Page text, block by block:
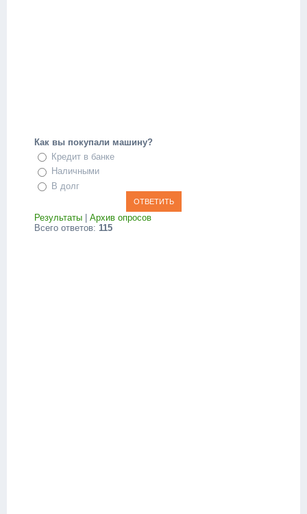
Как вы покупали машину?
Кредит в банке
Наличными
В долг
Результаты
Архив опросов
Всего ответов: 115